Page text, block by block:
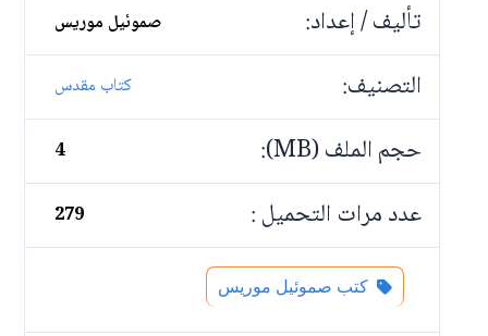
تأليف / إعداد:
صموئيل موريس
التصنيف: كتاب مقدس
حجم الملف (MB): 4
عدد مرات التحميل : 279
كتب صموئيل موريس